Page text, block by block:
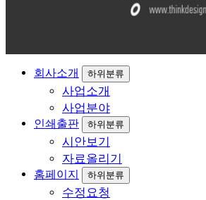
회사소개 하위분류
사업소개
사업분야
인쇄출판 하위분류
시안보기
자료올리기
홈페이지 하위분류
수정요청